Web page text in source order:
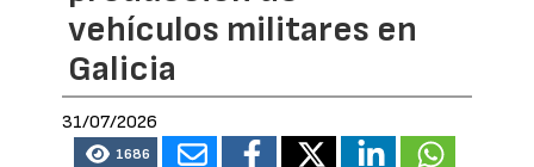
vehículos militares en
Galicia
31/07/2026
1686